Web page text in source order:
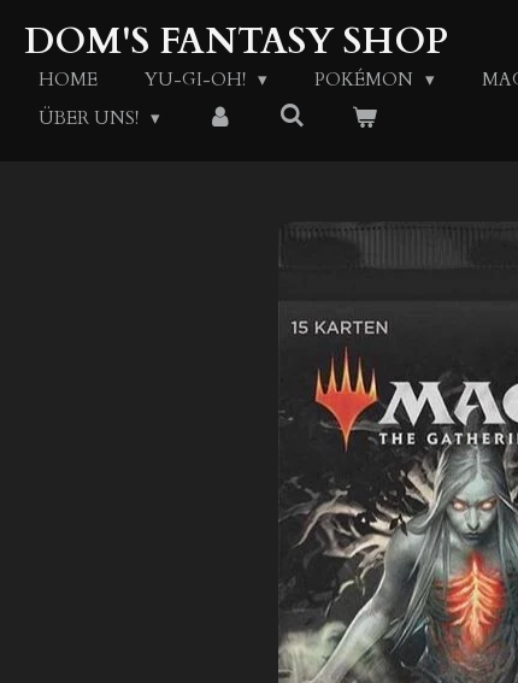
Zum
Hauptinhalt
springen
DOM'S FANTASY SHOP
HOME YU-GI-OH! POKÉMON
ÜBER UNS!